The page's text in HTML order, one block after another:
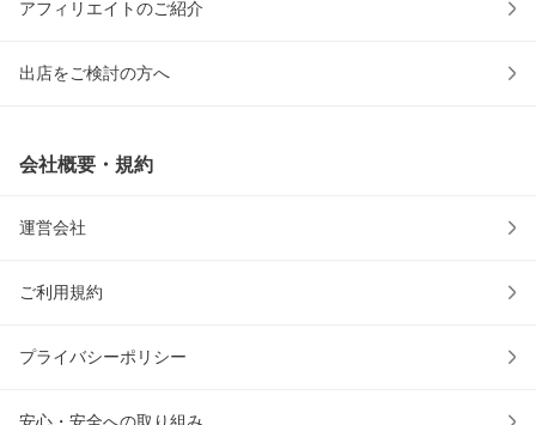
アフィリエイトのご紹介
出店をご検討の方へ
会社概要・規約
運営会社
ご利用規約
プライバシーポリシー